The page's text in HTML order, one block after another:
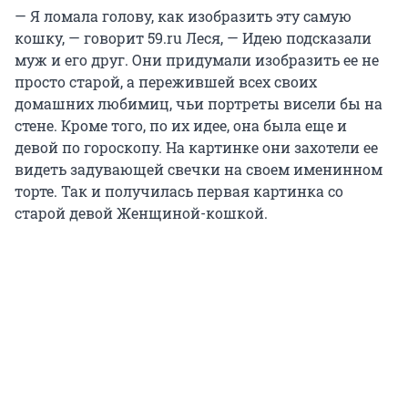
— Я ломала голову, как изобразить эту самую
кошку, — говорит 59.ru Леся, — Идею подсказали
муж и его друг. Они придумали изобразить ее не
просто старой, а пережившей всех своих
домашних любимиц, чьи портреты висели бы на
стене. Кроме того, по их идее, она была еще и
девой по гороскопу. На картинке они захотели ее
видеть задувающей свечки на своем именинном
торте. Так и получилась первая картинка со
старой девой Женщиной-кошкой.